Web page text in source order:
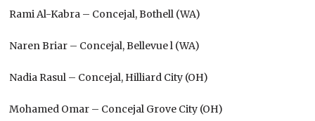
Rami Al-Kabra – Concejal, Bothell (WA)
Naren Briar – Concejal, Bellevue l (WA)
Nadia Rasul – Concejal, Hilliard City (OH)
Mohamed Omar – Concejal Grove City (OH)